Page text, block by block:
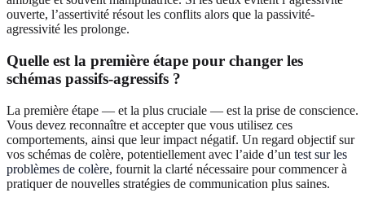
ouverte, l’assertivité résout les conflits alors que la passivité-
agressivité les prolonge.
Quelle est la première étape pour changer les
schémas passifs-agressifs ?
La première étape — et la plus cruciale — est la prise de conscience.
Vous devez reconnaître et accepter que vous utilisez ces
comportements, ainsi que leur impact négatif. Un regard objectif sur
vos schémas de colère, potentiellement avec l’aide d’un test sur les
problèmes de colère, fournit la clarté nécessaire pour commencer à
pratiquer de nouvelles stratégies de communication plus saines.